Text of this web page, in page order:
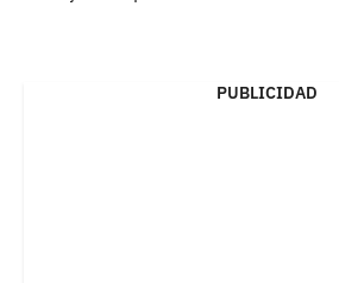
PUBLICIDAD